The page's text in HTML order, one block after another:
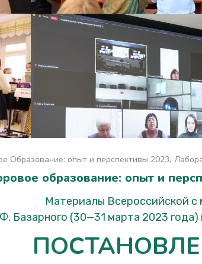
Образование: опыт и перспективы 2023
образование: опыт и
Материалы Всероссийской
Базарного (30—31 марта 2023 года)